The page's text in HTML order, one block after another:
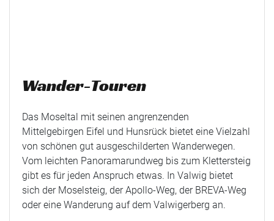
Wander-Touren
Das Moseltal mit seinen angrenzenden
Mittelgebirgen Eifel und Hunsrück bietet eine Vielzahl
von schönen gut ausgeschilderten Wanderwegen.
Vom leichten Panoramarundweg bis zum Klettersteig
gibt es für jeden Anspruch etwas. In Valwig bietet
sich der Moselsteig, der Apollo-Weg, der BREVA-Weg
oder eine Wanderung auf dem Valwigerberg an.